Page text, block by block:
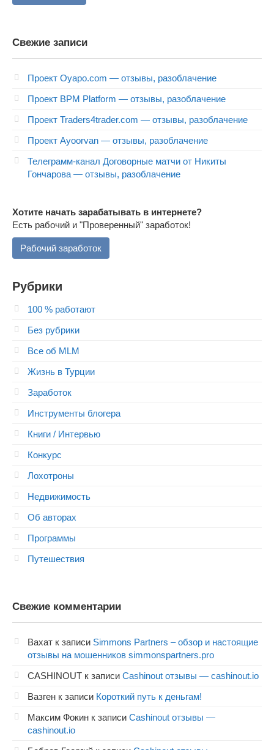
Свежие записи
Проект Oyapo.com — отзывы, разоблачение
Проект BPM Platform — отзывы, разоблачение
Проект Traders4trader.com — отзывы, разоблачение
Проект Ayoorvan — отзывы, разоблачение
Телеграмм-канал Договорные матчи от Никиты
Гончарова — отзывы, разоблачение
Хотите начать зарабатывать в интернете?
Есть рабочий и "Проверенный" заработок!
Рабочий заработок
Рубрики
100 % работают
Без рубрики
Все об MLM
Жизнь в Турции
Заработок
Инструменты блогера
Книги / Интервью
Конкурс
Лохотроны
Недвижимость
Об авторах
Программы
Путешествия
Свежие комментарии
Вахат к записи Simmons Partners – обзор и настоящие
отзывы на мошенников simmonspartners.pro
CASHINOUT к записи Cashinout отзывы — cashinout.io
Вазген к записи Короткий путь к деньгам!
Максим Фокин к записи Cashinout отзывы —
cashinout.io